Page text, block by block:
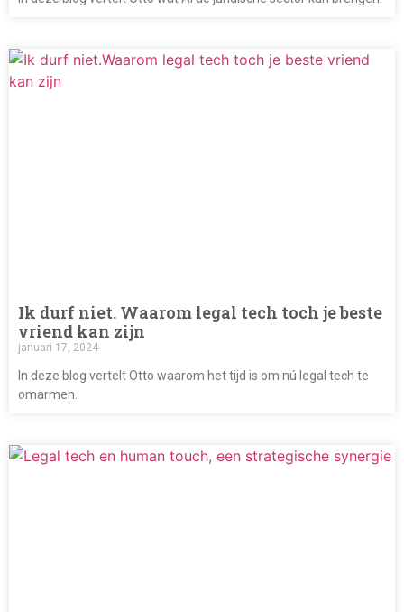
Ik durf niet. Waarom legal tech toch je beste
vriend kan zijn
januari 17, 2024
In deze blog vertelt Otto waarom het tijd is om nú legal tech te
omarmen.